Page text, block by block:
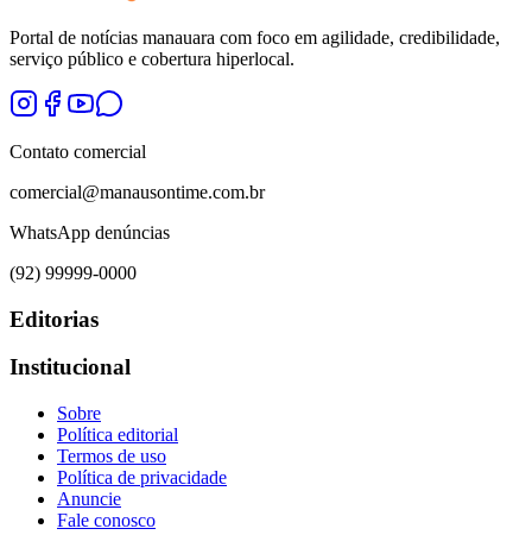
Portal de notícias manauara com foco em agilidade, credibilidade,
serviço público e cobertura hiperlocal.
Contato comercial
comercial@manausontime.com.br
WhatsApp denúncias
(92) 99999-0000
Editorias
Institucional
Sobre
Política editorial
Termos de uso
Política de privacidade
Anuncie
Fale conosco